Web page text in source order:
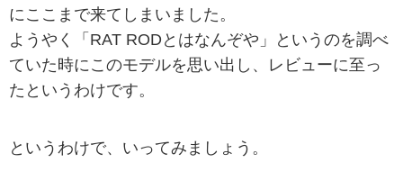
にここまで来てしまいました。
ようやく「RAT RODとはなんぞや」というのを調べ
ていた時にこのモデルを思い出し、レビューに至っ
たというわけです。
というわけで、いってみましょう。